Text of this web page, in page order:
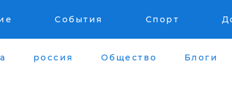
События Спорт
россия Общество Блоги